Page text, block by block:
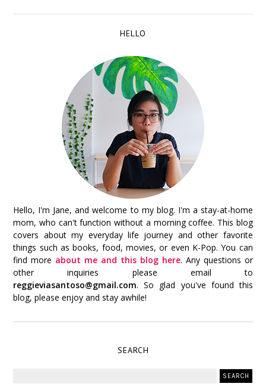
HELLO
Hello, I'm Jane, and welcome to my blog. I'm a stay-at-home
mom, who can't function without a morning coffee. This blog
covers about my everyday life journey and other favorite
things such as books, food, movies, or even K-Pop. You can
find more about me and this blog here. Any questions or
other inquiries please email to
reggieviasantoso@gmail.com. So glad you've found this
blog, please enjoy and stay awhile!
SEARCH